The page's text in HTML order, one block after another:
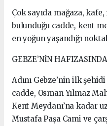
Çok sayıda mağaza,
bulunduğu cadde, kent
en yoğun yaşandığı
GEBZE’NİN
Adını Gebze’nin ilk
cadde, Osman Yılmaz
Kent Meydanı’na kadar
Mustafa Paşa Cami ve